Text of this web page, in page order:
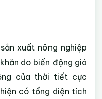
xuất nông nghiệp
do biến động giá
của thời tiết cực
có tổng diện tích